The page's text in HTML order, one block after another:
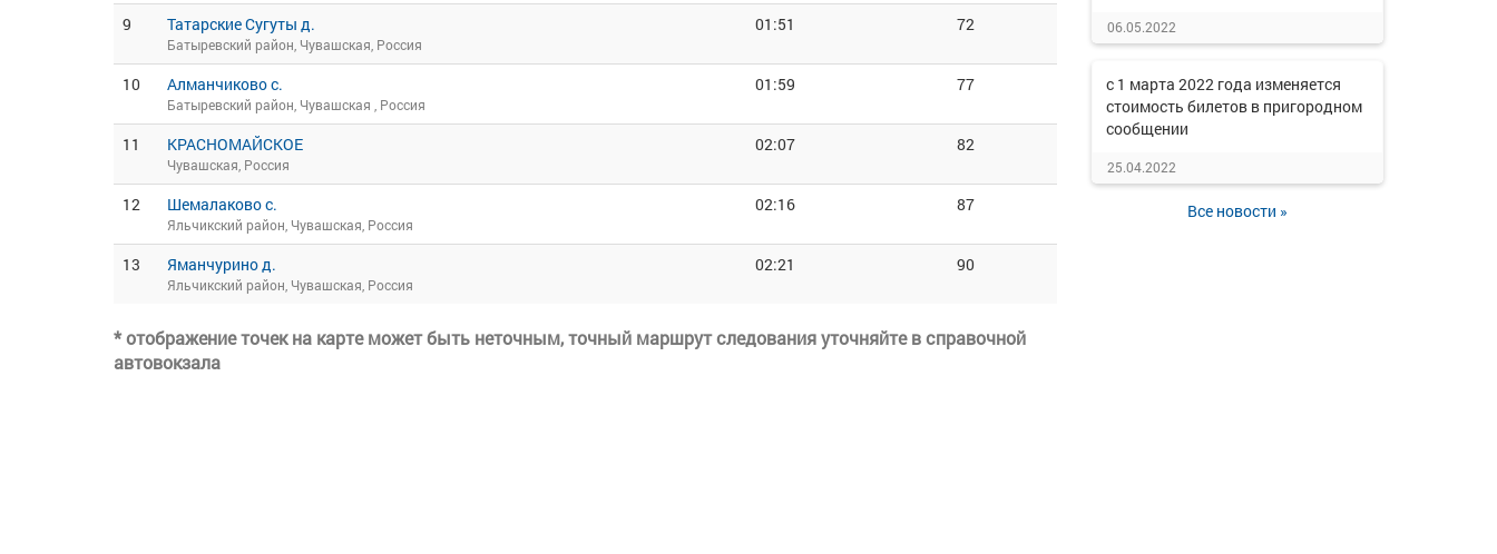
9 Татарские Сугуты д.
Батыревский район, Чувашская, Россия
01:51 72
10 Алманчиково с.
Батыревский район, Чувашская , Россия
01:59 77
11 КРАСНОМАЙСКОЕ
Чувашская, Россия
02:07 82
12 Шемалаково с.
Яльчикский район, Чувашская, Россия
02:16 87
13 Яманчурино д.
Яльчикский район, Чувашская, Россия
02:21 90
* отображение точек на карте может быть неточным, точный маршрут следования уточняйте в справочной
автовокзала
06.05.2022
с 1 марта 2022 года изменяется
стоимость билетов в пригородном
сообщении
25.04.2022
Все новости »